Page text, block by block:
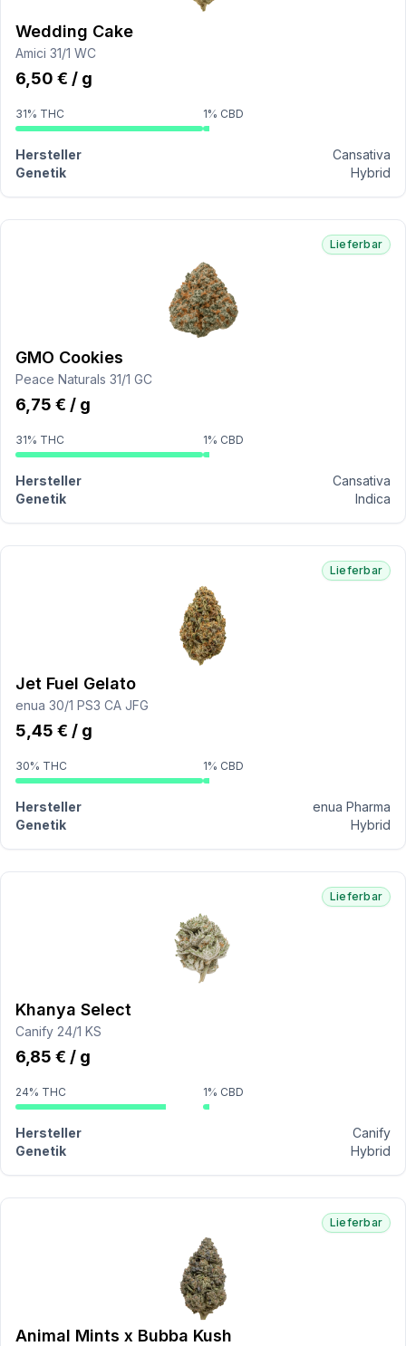
Wedding Cake
Amici 31/1 WC
6,50 € / g
31% THC 1% CBD
Hersteller
Cansativa
Genetik
Hybrid
Lieferbar
GMO Cookies
Peace Naturals 31/1 GC
6,75 € / g
31% THC 1% CBD
Hersteller
Cansativa
Genetik
Indica
Lieferbar
Jet Fuel Gelato
enua 30/1 PS3 CA JFG
5,45 € / g
30% THC 1% CBD
Hersteller
enua Pharma
Genetik
Hybrid
Lieferbar
Khanya Select
Canify 24/1 KS
6,85 € / g
24% THC 1% CBD
Hersteller
Canify
Genetik
Hybrid
Lieferbar
Animal Mints x Bubba Kush